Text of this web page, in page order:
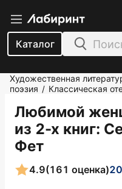
Каталог
Художественная
поэзия / Классическая
Любимой
из 2-х книг:
Фет
4.9(161 оценка)